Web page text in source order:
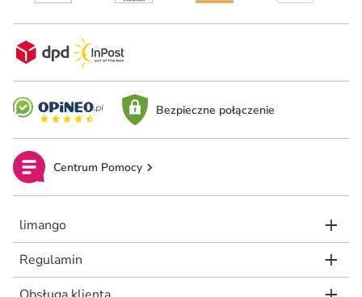
Bezpieczne połączenie
Centrum Pomocy
limango
Regulamin